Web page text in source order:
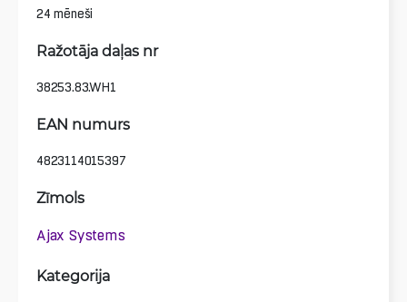
24 mēneši
Ražotāja daļas nr
38253.83.WH1
EAN numurs
4823114015397
Zīmols
Ajax Systems
Kategorija